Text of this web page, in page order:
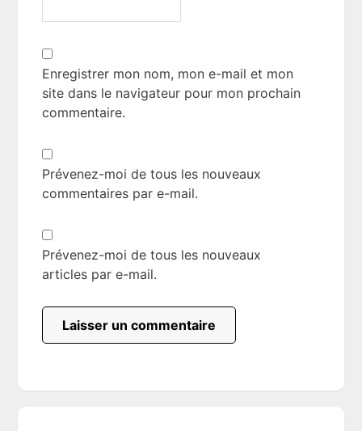
Enregistrer mon nom, mon e-mail et mon
site dans le navigateur pour mon prochain
commentaire.
Prévenez-moi de tous les nouveaux
commentaires par e-mail.
Prévenez-moi de tous les nouveaux
articles par e-mail.